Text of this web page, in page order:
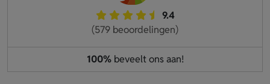
9.4
(579 beoordelingen)
100%beveelt ons aan!